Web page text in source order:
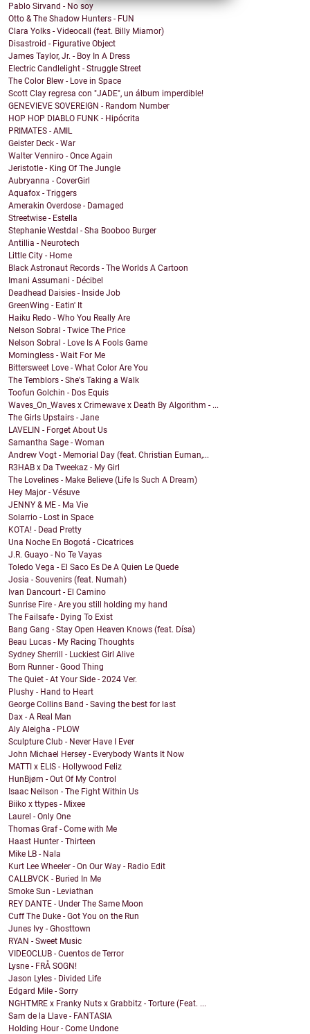
Pablo Sirvand - No soy
Otto & The Shadow Hunters - FUN
Clara Yolks - Videocall (feat. Billy Miamor)
Disastroid - Figurative Object
James Taylor, Jr. - Boy In A Dress
Electric Candlelight - Struggle Street
The Color Blew - Love in Space
Scott Clay regresa con "JADE", un álbum imperdible!
GENEVIEVE SOVEREIGN - Random Number
HOP HOP DIABLO FUNK - Hipócrita
PRIMATES - AMIL
Geister Deck - War
Walter Venniro - Once Again
Jeristotle - King Of The Jungle
Aubryanna - CoverGirl
Aquafox - Triggers
Amerakin Overdose - Damaged
Streetwise - Estella
Stephanie Westdal - Sha Booboo Burger
Antillia - Neurotech
Little City - Home
Black Astronaut Records - The Worlds A Cartoon
Imani Assumani - Décibel
Deadhead Daisies - Inside Job
GreenWing - Eatin' It
Haiku Redo - Who You Really Are
Nelson Sobral - Twice The Price
Nelson Sobral - Love Is A Fools Game
Morningless - Wait For Me
Bittersweet Love - What Color Are You
The Temblors - She's Taking a Walk
Toofun Golchin - Dos Equis
Waves_On_Waves x Crimewave x Death By Algorithm - ...
The Girls Upstairs - Jane
LAVELIN - Forget About Us
Samantha Sage - Woman
Andrew Vogt - Memorial Day (feat. Christian Euman,...
R3HAB x Da Tweekaz - My Girl
The Lovelines - Make Believe (Life Is Such A Dream)
Hey Major - Vésuve
JENNY & ME - Ma Vie
Solarrio - Lost in Space
KOTA! - Dead Pretty
Una Noche En Bogotá - Cicatrices
J.R. Guayo - No Te Vayas
Toledo Vega - El Saco Es De A Quien Le Quede
Josia - Souvenirs (feat. Numah)
Ivan Dancourt - El Camino
Sunrise Fire - Are you still holding my hand
The Failsafe - Dying To Exist
Bang Gang - Stay Open Heaven Knows (feat. Dísa)
Beau Lucas - My Racing Thoughts
Sydney Sherrill - Luckiest Girl Alive
Born Runner - Good Thing
The Quiet - At Your Side - 2024 Ver.
Plushy - Hand to Heart
George Collins Band - Saving the best for last
Dax - A Real Man
Aly Aleigha - PLOW
Sculpture Club - Never Have I Ever
John Michael Hersey - Everybody Wants It Now
MATTI x ELIS - Hollywood Feliz
HunBjørn - Out Of My Control
Isaac Neilson - The Fight Within Us
Biiko x ttypes - Mixee
Laurel - Only One
Thomas Graf - Come with Me
Haast Hunter - Thirteen
Mike LB - Nala
Kurt Lee Wheeler - On Our Way - Radio Edit
CALLBVCK - Buried In Me
Smoke Sun - Leviathan
REY DANTE - Under The Same Moon
Cuff The Duke - Got You on the Run
Junes Ivy - Ghosttown
RYAN - Sweet Music
VIDEOCLUB - Cuentos de Terror
Lysne - FRÅ SOGN!
Jason Lyles - Divided Life
Edgard Mile - Sorry
NGHTMRE x Franky Nuts x Grabbitz - Torture (Feat. ...
Sam de la Llave - FANTASIA
Holding Hour - Come Undone